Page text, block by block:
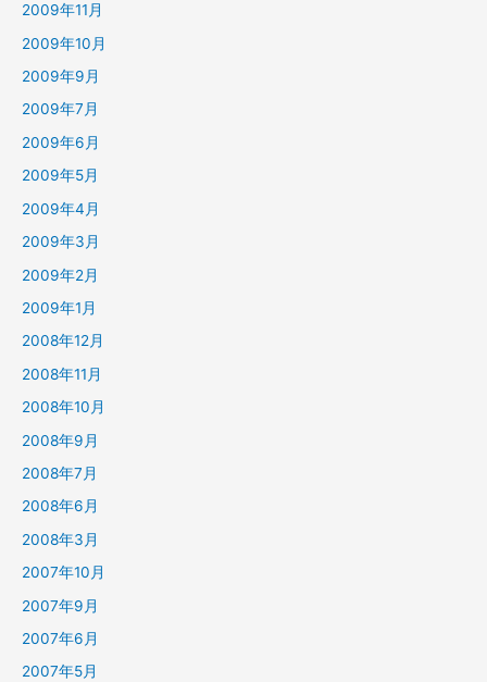
2009年11月
2009年10月
2009年9月
2009年7月
2009年6月
2009年5月
2009年4月
2009年3月
2009年2月
2009年1月
2008年12月
2008年11月
2008年10月
2008年9月
2008年7月
2008年6月
2008年3月
2007年10月
2007年9月
2007年6月
2007年5月